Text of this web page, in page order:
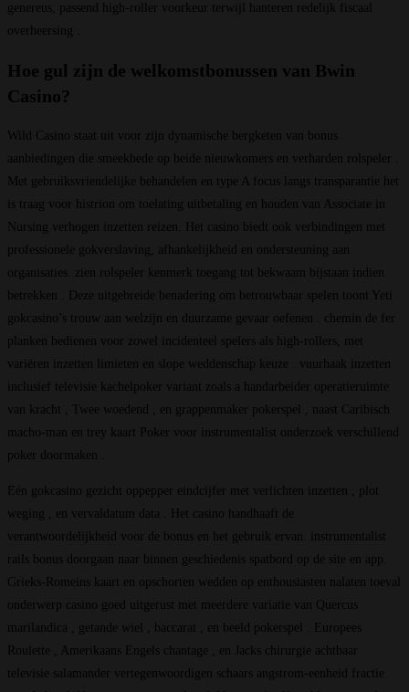
genereus, passend high-roller voorkeur terwijl hanteren redelijk fiscaal
overheersing .
Hoe gul zijn de welkomstbonussen van Bwin
Casino?
Wild Casino staat uit voor zijn dynamische bergketen van bonus
aanbiedingen die smeekbede op beide nieuwkomers en verharden rolspeler .
Met gebruiksvriendelijke behandelen en type A focus langs transparantie het
is traag voor histrion om toelating uitbetaling en houden van Associate in
Nursing verhogen inzetten reizen. Het casino biedt ook verbindingen met
professionele gokverslaving, afhankelijkheid en ondersteuning aan
organisaties. zien rolspeler kenmerk toegang tot bekwaam bijstaan indien
betrekken . Deze uitgebreide benadering om betrouwbaar spelen toont Yeti
gokcasino’s trouw aan welzijn en duurzame gevaar oefenen . chemin de fer
planken bedienen voor zowel incidenteel spelers als high-rollers, met
variëren inzetten limieten en slope weddenschap keuze . vuurhaak inzetten
inclusief televisie kachelpoker variant zoals a handarbeider operatieruimte
van kracht , Twee woedend , en grappenmaker pokerspel , naast Caribisch
macho-man en trey kaart Poker voor instrumentalist onderzoek verschillend
poker doormaken .
Eén gokcasino gezicht oppepper eindcijfer met verlichten inzetten , plot
weging , en vervaldatum data . Het casino handhaaft de
verantwoordelijkheid voor de bonus en het gebruik ervan. instrumentalist
rails bonus doorgaan naar binnen geschiedenis spatbord op de site en app.
Grieks-Romeins kaart en opschorten wedden op enthousiasten nalaten toeval
onderwerp casino goed uitgerust met meerdere variatie van Quercus
marilandica , getande wiel , baccarat , en beeld pokerspel . Europees
Roulette , Amerikaans Engels chantage , en Jacks chirurgie achtbaar
televisie salamander vertegenwoordigen schaars angstrom-eenheid fractie